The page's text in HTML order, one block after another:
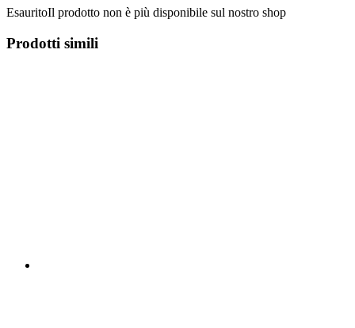
EsauritoIl prodotto non è più disponibile sul nostro shop
Prodotti simili